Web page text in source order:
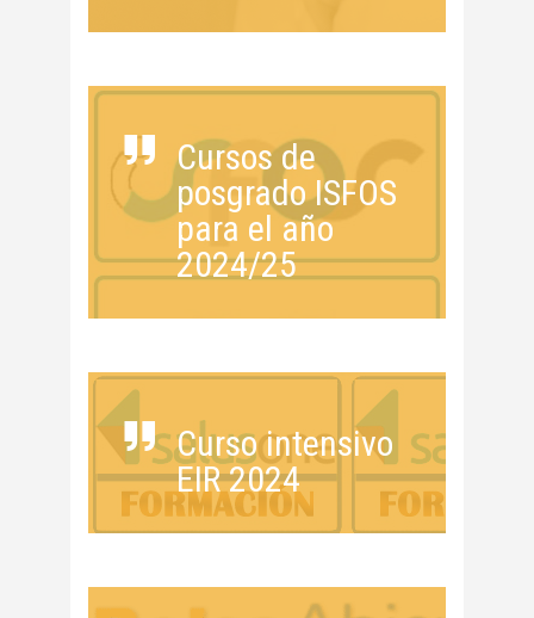
Cursos de
posgrado ISFOS
para el año
2024/25
Curso intensivo
EIR 2024